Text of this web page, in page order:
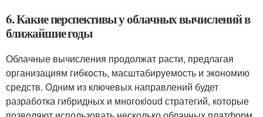
6. Какие перспективы у облачных вычислений в
ближайшие годы
Облачные вычисления продолжат расти, предлагая
организациям гибкость, масштабируемость и экономию
средств. Одним из ключевых направлений будет
разработка гибридных и многокloud стратегий, которые